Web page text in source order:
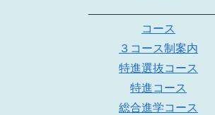
コース
３コース制案内
特進選抜コース
特進コース
総合進学コース